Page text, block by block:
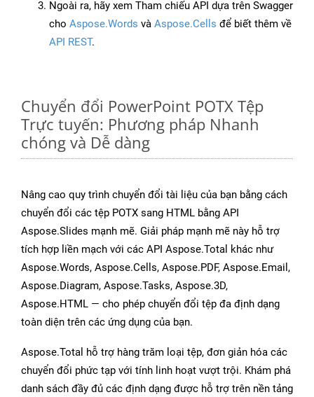
Ngoài ra, hãy xem Tham chiếu API dựa trên Swagger
cho Aspose.Words và Aspose.Cells để biết thêm về
API REST.
Chuyển đổi PowerPoint POTX Tệp
Trực tuyến: Phương pháp Nhanh
chóng và Dễ dàng
Nâng cao quy trình chuyển đổi tài liệu của bạn bằng cách
chuyển đổi các tệp POTX sang HTML bằng API
Aspose.Slides mạnh mẽ. Giải pháp mạnh mẽ này hỗ trợ
tích hợp liền mạch với các API Aspose.Total khác như
Aspose.Words, Aspose.Cells, Aspose.PDF, Aspose.Email,
Aspose.Diagram, Aspose.Tasks, Aspose.3D,
Aspose.HTML — cho phép chuyển đổi tệp đa định dạng
toàn diện trên các ứng dụng của bạn.
Aspose.Total hỗ trợ hàng trăm loại tệp, đơn giản hóa các
chuyển đổi phức tạp với tính linh hoạt vượt trội. Khám phá
danh sách đầy đủ các định dạng được hỗ trợ trên nền tảng